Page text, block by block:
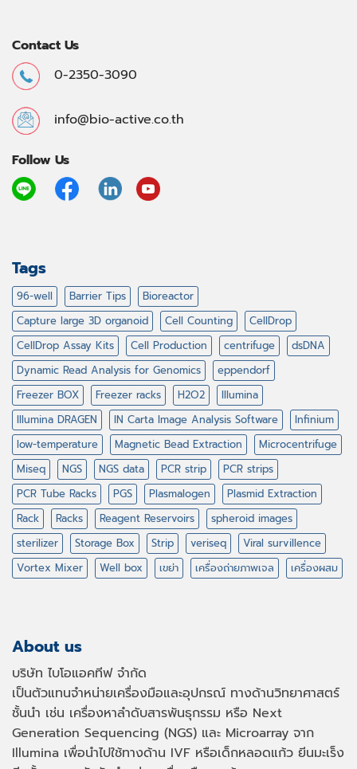
Contact Us
0-2350-3090
info@bio-active.co.th
Follow Us
Tags
96-well Barrier Tips
Bioreactor
Capture large 3D organoid
Cell Counting
CellDrop
CellDrop Assay Kits
Cell Production centrifuge
dsDNA
Dynamic Read Analysis for Genomics
eppendorf
Freezer BOX
Freezer racks H2O2
Illumina
Illumina DRAGEN
IN Carta Image Analysis Software
Infinium
low-temperature
Magnetic Bead Extraction
Microcentrifuge
Miseq
NGS NGS data PCR strip
PCR strips
PCR Tube Racks
PGS Plasmalogen
Plasmid Extraction
Rack
Racks Reagent Reservoirs
spheroid images
sterilizer
Storage Box Strip veriseq
Viral survillence
Vortex Mixer
Well box เขย่า เครื่องถ่ายภาพเจล เครื่องผสม
About us
บริษัท ไบโอแอคทีฟ จำกัด
เป็นตัวแทนจำหน่ายเครื่องมือและอุปกรณ์ ทางด้านวิทยาศาสตร์
ชั้นนำ เช่น เครื่องหาลำดับสารพันธุกรรม หรือ Next
Generation Sequencing (NGS) และ Microarray จาก
Illumina เพื่อนำไปใช้ทางด้าน IVF หรือเด็กหลอดแก้ว ยีนมะเร็ง